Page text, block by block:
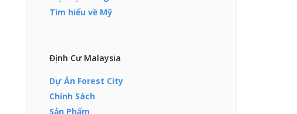
Tìm hiểu về Mỹ
Định Cư Malaysia
Dự Án Forest City
Chính Sách
Sản Phẩm